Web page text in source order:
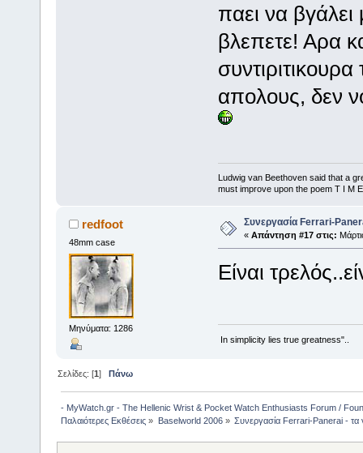
παει να βγάλει
βλεπετε! Αρα
απολους, δεν
Ludwig van Beethoven said that a
must improve upon the poem T I M
redfoot
48mm case
Μηνύματα: 1286
Συνεργασία Ferrari-
« Απάντηση #17 στις:
Είναι
In simplicity lies true greatness"..
Σελίδες: [1]Πάνω
- MyWatch.gr - The Hellenic Wrist & Pocket Watch Enthusiasts Forum /
Παλαιότερες Εκθέσεις » Baselworld 2006» Συνεργασία Ferrari-Panerai - τα